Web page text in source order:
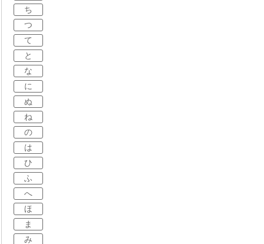
ち
つ
て
と
な
に
ぬ
ね
の
は
ひ
ふ
へ
ほ
ま
み